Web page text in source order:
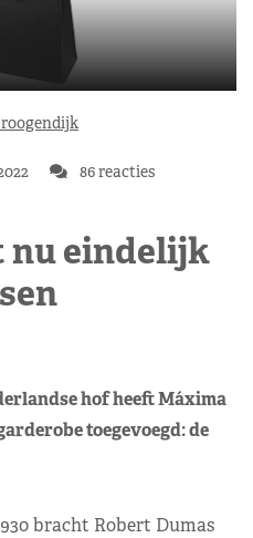
86 reacties
nu eindelijk
hof heeft Máxima
toegevoegd: de
bracht Robert Dumas